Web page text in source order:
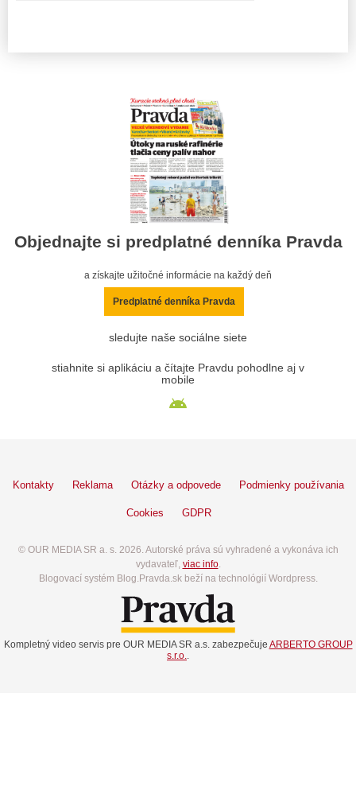
Objednajte si predplatné denníka Pravda
a získajte užitočné informácie na každý deň
Predplatné denníka Pravda
sledujte naše sociálne siete
stiahnite si aplikáciu a čítajte Pravdu pohodlne aj v
mobile
Kontakty Reklama Otázky a odpovede Podmienky používania
Cookies GDPR
© OUR MEDIA SR a. s. 2026. Autorské práva sú vyhradené a vykonáva ich
vydavateľ, viac info.
Blogovací systém Blog.Pravda.sk beží na technológií Wordpress.
Kompletný video servis pre OUR MEDIA SR a.s. zabezpečuje ARBERTO GROUP
s.r.o..